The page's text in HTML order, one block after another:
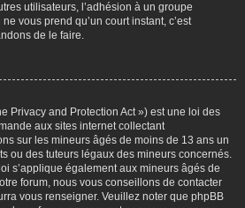
utilisateurs, l’adhésion à un groupe
vous prend qu’un court instant, c’est
de le faire.
Privacy and Protection Act ») est une loi des
aux sites internet collectant
sur les mineurs âgés de moins de 13 ans un
ou des tuteurs légaux des mineurs concernés.
s’applique également aux mineurs âgés de
forum, nous vous conseillons de contacter
vous renseigner. Veuillez noter que phpBB